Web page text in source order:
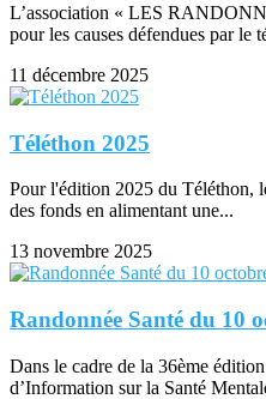
L’association « LES
pour les causes défendues par le
11 décembre 2025
Téléthon 2025
Pour l'édition 2025 du Téléthon,
des fonds en alimentant une...
13 novembre 2025
Randonnée Santé du 10
Dans le cadre de la 36ème
d’Information sur la Santé